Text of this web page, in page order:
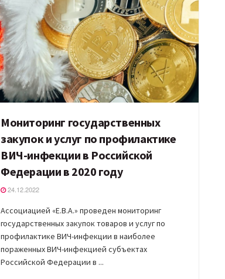
Мониторинг государственных
закупок и услуг по профилактике
ВИЧ-инфекции в Российской
Федерации в 2020 году
24.12.2022
Ассоциацией «Е.В.А.» проведен мониторинг
государственных закупок товаров и услуг по
профилактике ВИЧ-инфекции в наиболее
пораженных ВИЧ-инфекцией субъектах
Российской Федерации в ...